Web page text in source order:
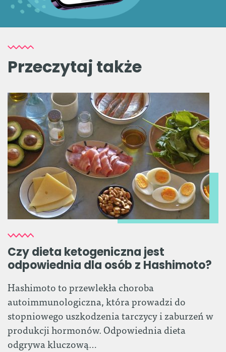
Przeczytaj także
Czy dieta ketogeniczna jest
odpowiednia dla osób z Hashimoto?
Hashimoto to przewlekła choroba
autoimmunologiczna, która prowadzi do
stopniowego uszkodzenia tarczycy i zaburzeń w
produkcji hormonów. Odpowiednia dieta
odgrywa kluczową…